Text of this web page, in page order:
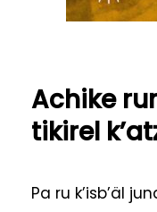
Achike
tikirel
Pa ru k’isb’äl